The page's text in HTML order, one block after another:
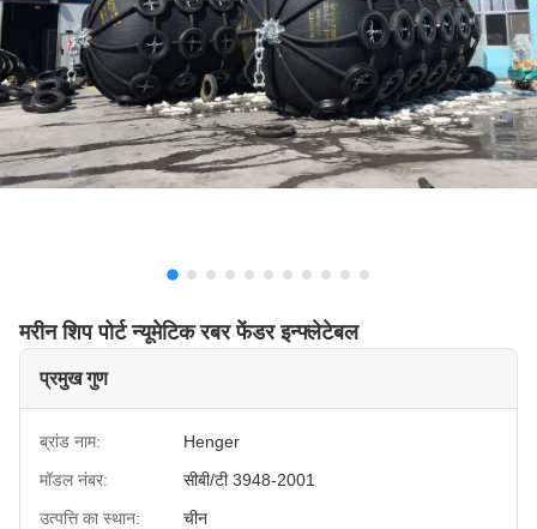
मरीन शिप पोर्ट न्यूमेटिक रबर फेंडर इन्फ्लेटेबल
प्रमुख गुण
ब्रांड नाम:
Henger
मॉडल नंबर:
सीबी/टी 3948-2001
उत्पत्ति का स्थान:
चीन